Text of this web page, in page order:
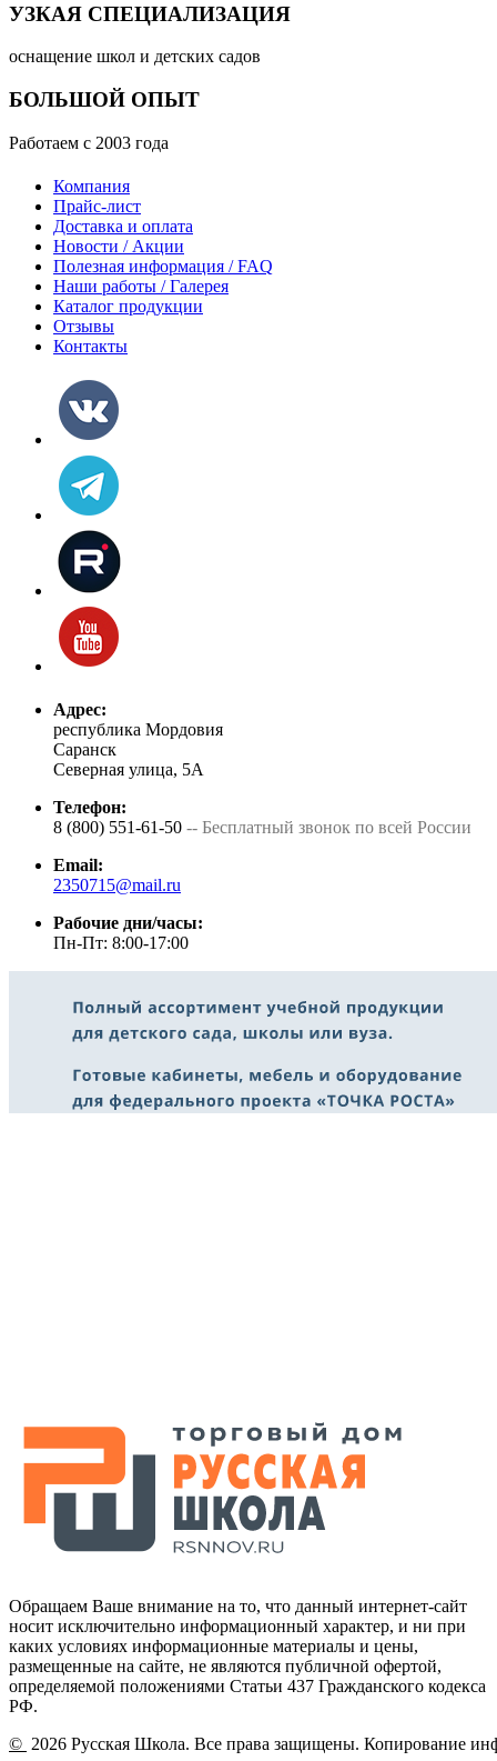
УЗКАЯ СПЕЦИАЛИЗАЦИЯ
оснащение школ и детских садов
БОЛЬШОЙ ОПЫТ
Работаем с 2003 года
Компания
Прайс-лист
Доставка и оплата
Новости / Акции
Полезная информация / FAQ
Наши работы / Галерея
Каталог продукции
Отзывы
Контакты
Адрес:
республика Мордовия
Саранск
Северная улица, 5А
Телефон:
8 (800) 551-61-50 -- Бесплатный звонок по всей России
Email:
2350715@mail.ru
Рабочие дни/часы:
Пн-Пт: 8:00-17:00
Обращаем Ваше внимание на то, что данный интернет-сайт
носит исключительно информационный характер, и ни при
каких условиях информационные материалы и цены,
размещенные на сайте, не являются публичной офертой,
определяемой положениями Статьи 437 Гражданского кодекса
РФ.
© 2026 Русская Школа. Все права защищены. Копирование